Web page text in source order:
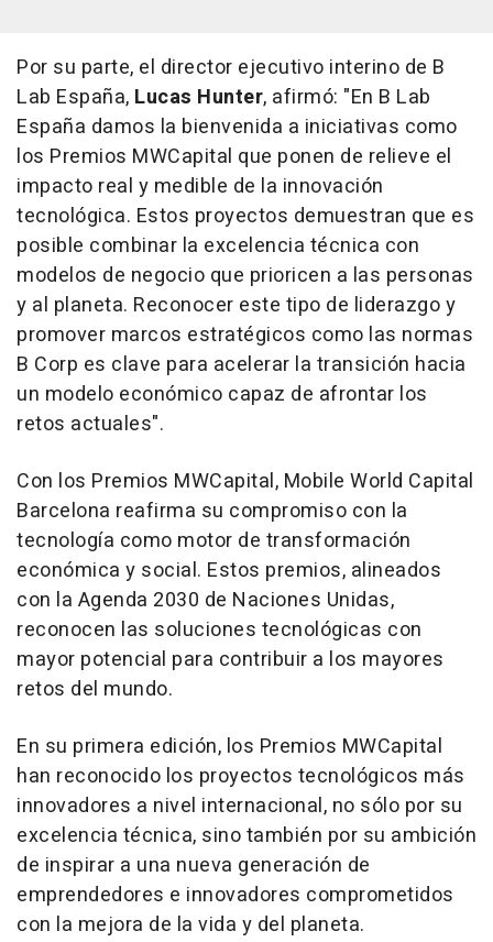
Por su parte, el director ejecutivo interino de B
Lab España, Lucas Hunter, afirmó: "En B Lab
España damos la bienvenida a iniciativas como
los Premios MWCapital que ponen de relieve el
impacto real y medible de la innovación
tecnológica. Estos proyectos demuestran que es
posible combinar la excelencia técnica con
modelos de negocio que prioricen a las personas
y al planeta. Reconocer este tipo de liderazgo y
promover marcos estratégicos como las normas
B Corp es clave para acelerar la transición hacia
un modelo económico capaz de afrontar los
retos actuales".
Con los Premios MWCapital, Mobile World Capital
Barcelona reafirma su compromiso con la
tecnología como motor de transformación
económica y social. Estos premios, alineados
con la Agenda 2030 de Naciones Unidas,
reconocen las soluciones tecnológicas con
mayor potencial para contribuir a los mayores
retos del mundo.
En su primera edición, los Premios MWCapital
han reconocido los proyectos tecnológicos más
innovadores a nivel internacional, no sólo por su
excelencia técnica, sino también por su ambición
de inspirar a una nueva generación de
emprendedores e innovadores comprometidos
con la mejora de la vida y del planeta.